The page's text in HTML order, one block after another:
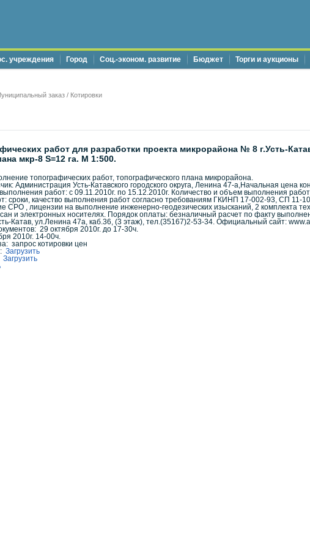
учреждения Город Соц.-эконом. развитие Бюджет Торги и аукционы
заказ / Котировки
работ для разработки проекта микрорайона № 8 г.Усть-
мкр-8 S=12 га. М 1:500.
топографических работ, топографического плана микрорайона.
Администрация Усть-Катавского городского округа, Ленина 47-а,Начальная цена
работ: с 09.11.2010г. по 15.12.2010г. Количество и объем выполнения
сроки, качество выполнения работ согласно требованиям ГКИНП 17-002-93, СП 11-
СРО , лицензии на выполнение инженерно-геодезических изысканий, 2 комплекта
и электронных носителях. Порядок оплаты: безналичный расчет по факту
Катав, ул.Ленина 47а, каб.36, (3 этаж), тел.(35167)2-53-34. Официальный сайт:
29 октября 2010г. до 17-30ч.
2010г. 14-00ч.
запрос котировки цен
Загрузить
Загрузить